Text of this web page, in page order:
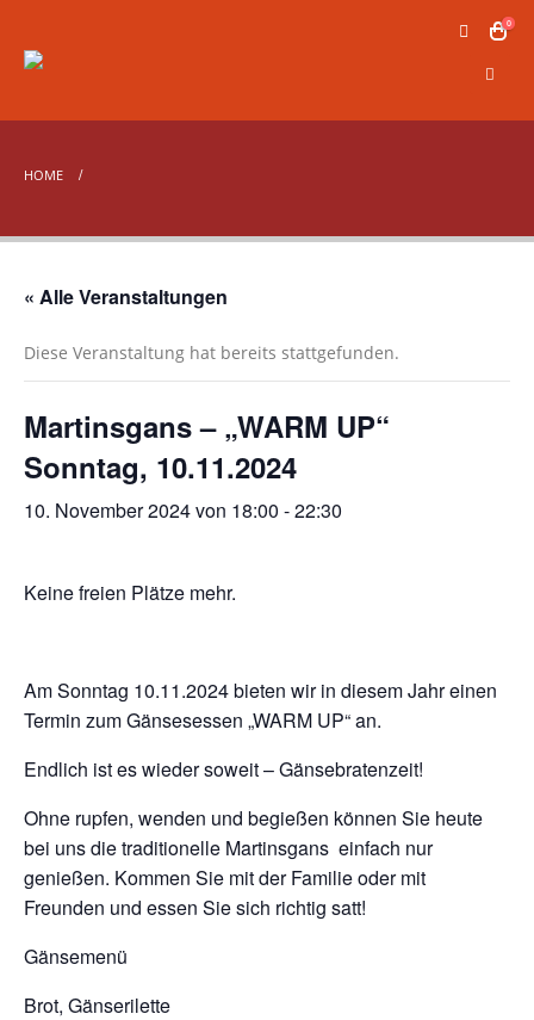
0
HOME
« Alle Veranstaltungen
Diese Veranstaltung hat bereits stattgefunden.
Martinsgans – „WARM UP“
Sonntag, 10.11.2024
10. November 2024 von 18:00 -22:30
Keine freien Plätze mehr.
Am Sonntag 10.11.2024 bieten wir in diesem Jahr einen
Termin zum Gänsesessen „WARM UP“ an.
Endlich ist es wieder soweit – Gänsebratenzeit!
Ohne rupfen, wenden und begießen können Sie heute
bei uns die traditionelle Martinsgans einfach nur
genießen. Kommen Sie mit der Familie oder mit
Freunden und essen Sie sich richtig satt!
Gänsemenü
Brot, Gänserilette